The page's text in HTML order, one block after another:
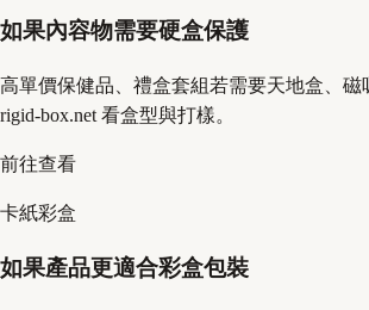
如果內容物需要硬盒保護
高單價保健品、禮盒套組若需要天地盒、磁
rigid-box.net 看盒型與打樣。
前往查看
卡紙彩盒
如果產品更適合彩盒包裝